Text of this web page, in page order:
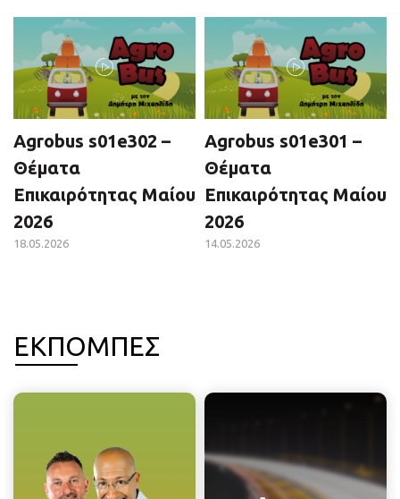
Agrobus s01e302 –
Θέματα
Επικαιρότητας Μαίου
2026
18.05.2026
Agrobus s01e301 –
Θέματα
Επικαιρότητας Μαίου
2026
14.05.2026
ΕΚΠΟΜΠΕΣ